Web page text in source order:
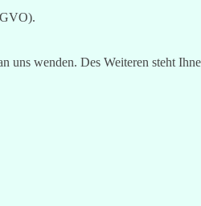
uns wenden. Des Weiteren steht